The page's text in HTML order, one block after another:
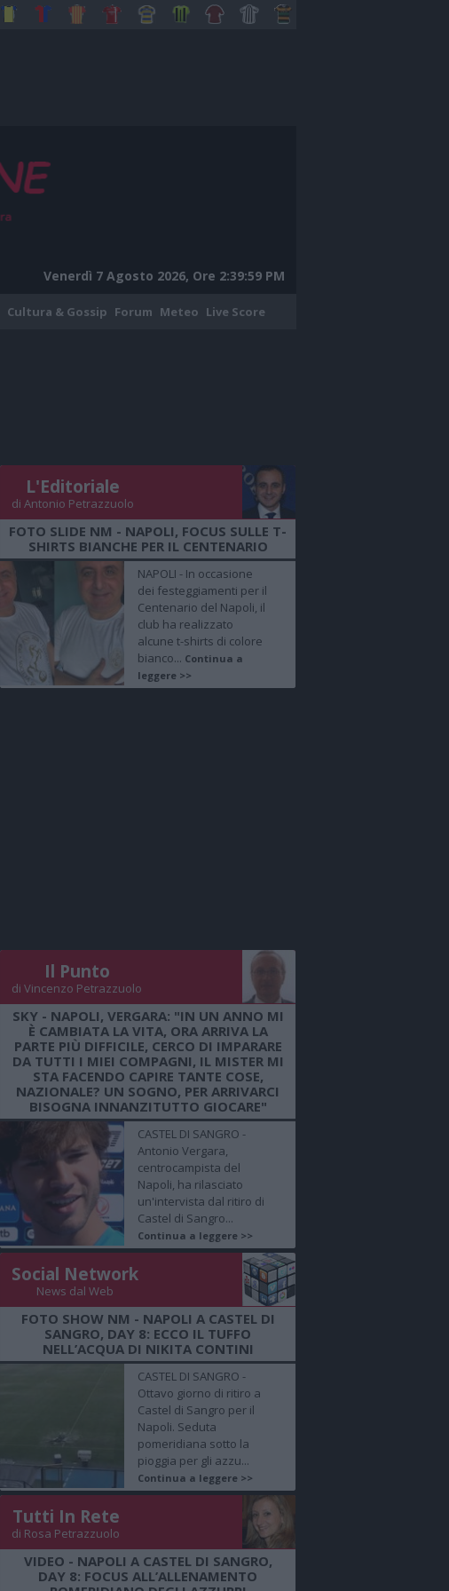
Venerdì 7 Agosto 2026, Ore 2:40:00 PM
Cultura & Gossip Forum Meteo Live Score
L'Editoriale
di Antonio Petrazzuolo
FOTO SLIDE NM - NAPOLI, FOCUS SULLE T-
SHIRTS BIANCHE PER IL CENTENARIO
NAPOLI - In occasione
dei festeggiamenti per il
Centenario del Napoli, il
club ha realizzato
alcune t-shirts di colore
bianco... Continua a
leggere >>
Il Punto
di Vincenzo Petrazzuolo
SKY - NAPOLI, VERGARA: "IN UN ANNO MI
È CAMBIATA LA VITA, ORA ARRIVA LA
PARTE PIÙ DIFFICILE, CERCO DI IMPARARE
DA TUTTI I MIEI COMPAGNI, IL MISTER MI
STA FACENDO CAPIRE TANTE COSE,
NAZIONALE? UN SOGNO, PER ARRIVARCI
BISOGNA INNANZITUTTO GIOCARE"
CASTEL DI SANGRO -
Antonio Vergara,
centrocampista del
Napoli, ha rilasciato
un'intervista dal ritiro di
Castel di Sangro...
Continua a leggere >>
Social Network
News dal Web
FOTO SHOW NM - NAPOLI A CASTEL DI
SANGRO, DAY 8: ECCO IL TUFFO
NELL’ACQUA DI NIKITA CONTINI
CASTEL DI SANGRO -
Ottavo giorno di ritiro a
Castel di Sangro per il
Napoli. Seduta
pomeridiana sotto la
pioggia per gli azzu...
Continua a leggere >>
Tutti In Rete
di Rosa Petrazzuolo
VIDEO - NAPOLI A CASTEL DI SANGRO,
DAY 8: FOCUS ALL’ALLENAMENTO